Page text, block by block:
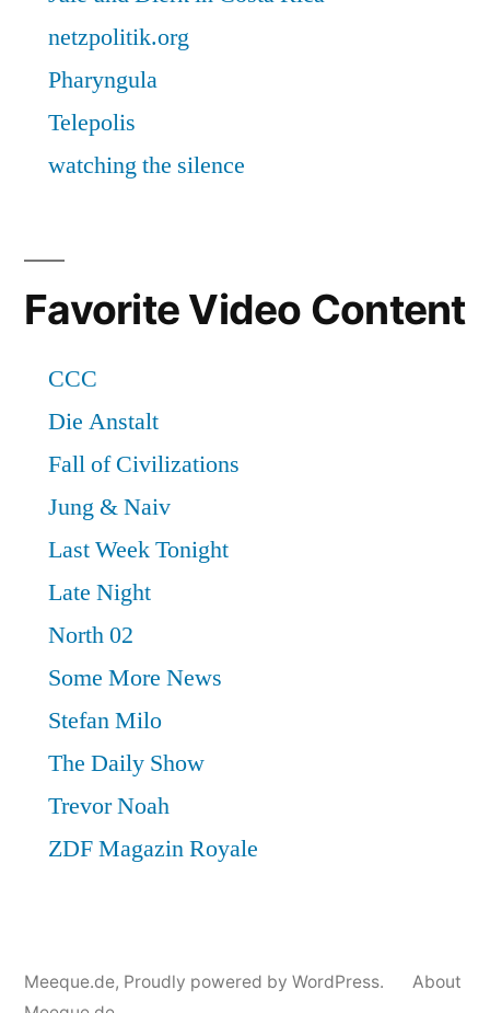
Favorite Video Content
Meeque.de, Proudly powered by WordPress.
About